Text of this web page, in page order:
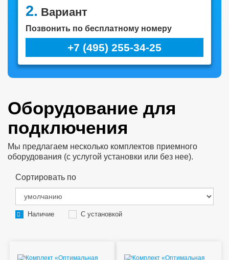
2. Вариант
Позвонить по бесплатному номеру
+7 (495) 255-34-25
Оборудование для
подключения
Мы предлагаем несколько комплектов приемного
оборудования (с услугой установки или без нее).
Сортировать по
Наличие С установкой